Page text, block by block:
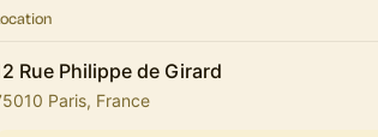
Rue Philippe de Girard
Paris, France